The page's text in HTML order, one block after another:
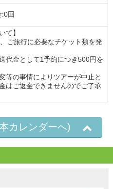
回
て】
ご旅行に必要なチケット類を発
代金として1予約につき500円を
等の事情によりツアーが中止と
はご返金できませんのでご了承
カレンダーへ)